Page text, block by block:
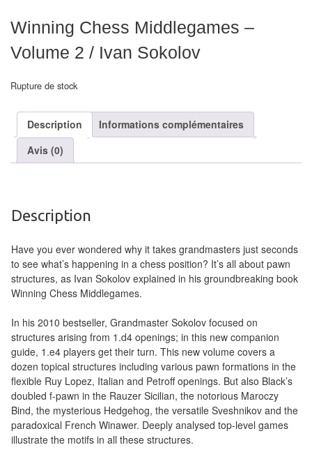
Pendules
pour
Logiciels
d'échecs
anglais
Livres
en
français
Tables
Accessoires
Jeux
de
société
Winning Chess Middlegames –
Volume 2 / Ivan Sokolov
Rupture de stock
Description
Informations complémentaires
Avis (0)
Description
Have you ever wondered why it takes grandmasters just seconds
to see what’s happening in a chess position? It’s all about pawn
structures, as Ivan Sokolov explained in his groundbreaking book
Winning Chess Middlegames.
In his 2010 bestseller, Grandmaster Sokolov focused on
structures arising from 1.d4 openings; in this new companion
guide, 1.e4 players get their turn. This new volume covers a
dozen topical structures including various pawn formations in the
flexible Ruy Lopez, Italian and Petroff openings. But also Black’s
doubled f-pawn in the Rauzer Sicilian, the notorious Maroczy
Bind, the mysterious Hedgehog, the versatile Sveshnikov and the
paradoxical French Winawer. Deeply analysed top-level games
illustrate the motifs in all these structures.